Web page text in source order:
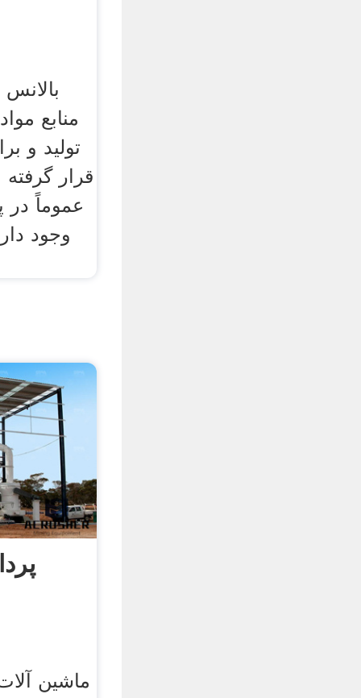
منابع
تولید و
قرار
عموماً
وجود
ماشین